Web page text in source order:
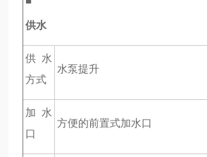
供水
供水
方式
水泵提升
加水
口
方便的前置式加水口